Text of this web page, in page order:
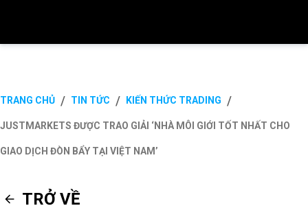
TRANG CHỦ / TIN TỨC / KIẾN THỨC TRADING /
JUSTMARKETS ĐƯỢC TRAO GIẢI ‘NHÀ MÔI GIỚI TỐT NHẤT CHO
GIAO DỊCH ĐÒN BẨY TẠI VIỆT NAM’
TRỞ VỀ